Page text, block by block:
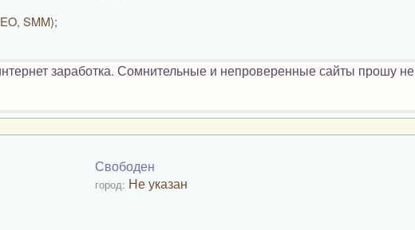
SMM);
заработка. Сомнительные и непроверенные сайты прошу не
Свободен
город: Не указан